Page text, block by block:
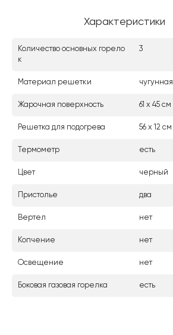
Характеристики
Количество основных горело
к
3
Материал решетки чугунная
Жарочная поверхность 61 х 45 см
Решетка для подогрева 56 х 12 см
Термометр есть
Цвет черный
Пристолье два
Вертел нет
Копчение нет
Освещение нет
Боковая газовая горелка есть